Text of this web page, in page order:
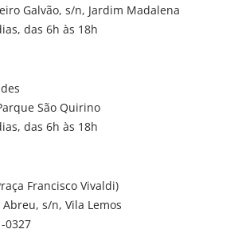
Galvão, s/n, Jardim Madalena
das 6h às 18h
São Quirino
das 6h às 18h
Francisco Vivaldi)
s/n, Vila Lemos
0327